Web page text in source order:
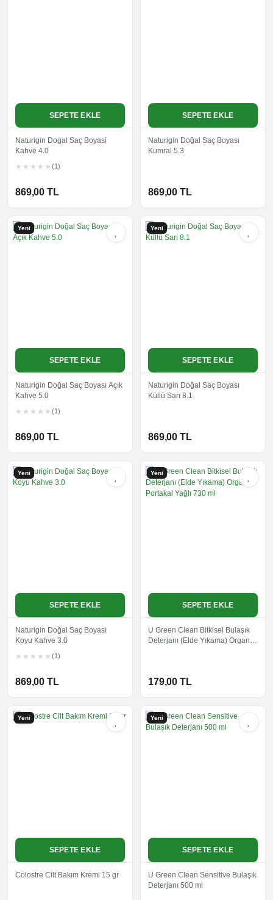
SEPETE EKLE
Naturigin Dogal Saç Boyasi
Kahve 4.0
869,00 TL
(1)
SEPETE EKLE
Naturigin Doğal Saç Boyası
Kumral 5.3
869,00 TL
Yeni
SEPETE EKLE
Naturigin Doğal Saç Boyası Açık
Kahve 5.0
869,00 TL
(1)
Yeni
SEPETE EKLE
Naturigin Doğal Saç Boyası
Küllü Sarı 8.1
869,00 TL
Yeni
SEPETE EKLE
Naturigin Doğal Saç Boyası
Koyu Kahve 3.0
869,00 TL
(1)
Yeni
SEPETE EKLE
U Green Clean Bitkisel Bulaşık
Deterjanı (Elde Yıkama) Organik
179,00 TL
Yeni
SEPETE EKLE
Colostre Cilt Bakım Kremi 15 gr
Yeni
SEPETE EKLE
U Green Clean Sensitive Bulaşık
Deterjanı 500 ml